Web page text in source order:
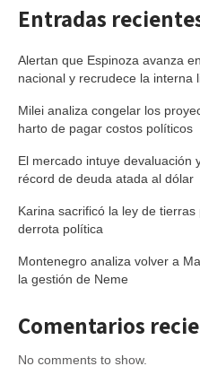
Entradas
Alertan que Espinoza avanza
nacional y recrudece la interna
Milei analiza congelar los
harto de pagar costos políticos
El mercado intuye devaluación
récord de deuda atada al dólar
Karina sacrificó la ley de
derrota política
Montenegro analiza volver a
la gestión de Neme
Comentarios
No comments to show.